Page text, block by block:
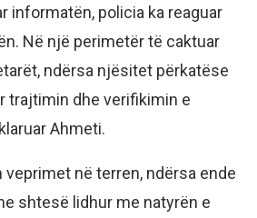
informatën, policia ka reaguar
Në një perimetër të caktuar
ndërsa njësitet përkatëse
trajtimin dhe verifikimin e
Ahmeti.
veprimet në terren, ndërsa ende
shtesë lidhur me natyrën e